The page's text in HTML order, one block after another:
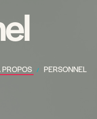
PROPOS PERSONNEL